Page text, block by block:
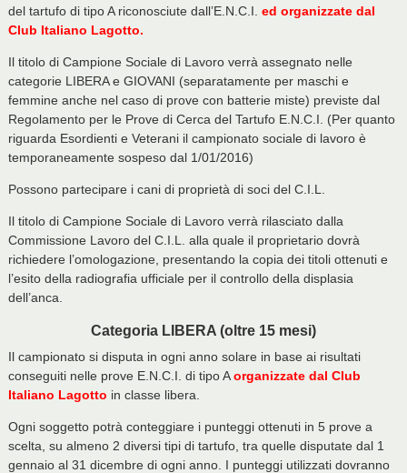
del tartufo di tipo A riconosciute dall’E.N.C.I. ed organizzate dal
Club Italiano Lagotto.
Il titolo di Campione Sociale di Lavoro verrà assegnato nelle
categorie LIBERA e GIOVANI (separatamente per maschi e
femmine anche nel caso di prove con batterie miste) previste dal
Regolamento per le Prove di Cerca del Tartufo E.N.C.I. (Per quanto
riguarda Esordienti e Veterani il campionato sociale di lavoro è
temporaneamente sospeso dal 1/01/2016)
Possono partecipare i cani di proprietà di soci del C.I.L.
Il titolo di Campione Sociale di Lavoro verrà rilasciato dalla
Commissione Lavoro del C.I.L. alla quale il proprietario dovrà
richiedere l’omologazione, presentando la copia dei titoli ottenuti e
l’esito della radiografia ufficiale per il controllo della displasia
dell’anca.
Categoria LIBERA (oltre 15 mesi)
Il campionato si disputa in ogni anno solare in base ai risultati
conseguiti nelle prove E.N.C.I. di tipo Aorganizzate dal Club
Italiano Lagotto in classe libera.
Ogni soggetto potrà conteggiare i punteggi ottenuti in 5 prove a
scelta, su almeno 2 diversi tipi di tartufo, tra quelle disputate dal 1
gennaio al 31 dicembre di ogni anno. I punteggi utilizzati dovranno